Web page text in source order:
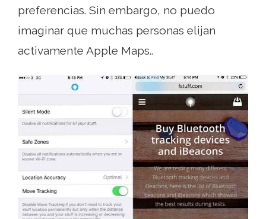
preferencias. Sin embargo, no puedo
imaginar que muchas personas elijan
activamente Apple Maps..